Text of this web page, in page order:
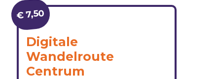
€ 7,50
Digitale
Wandelroute
Centrum